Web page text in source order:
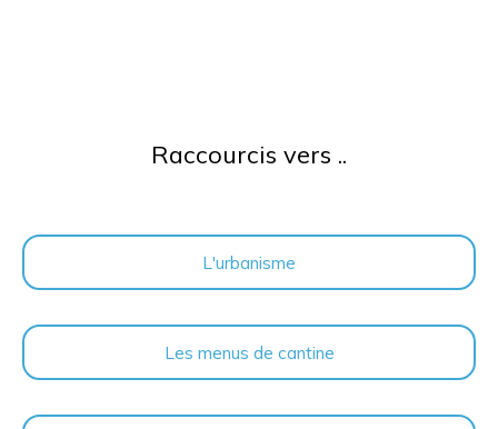
Raccourcis vers ..
L'urbanisme
Les menus de cantine